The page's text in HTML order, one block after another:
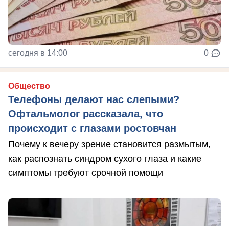
сегодня в 14:00 0
Общество
Телефоны делают нас слепыми?
Офтальмолог рассказала, что
происходит с глазами ростовчан
Почему к вечеру зрение становится размытым,
как распознать синдром сухого глаза и какие
симптомы требуют срочной помощи